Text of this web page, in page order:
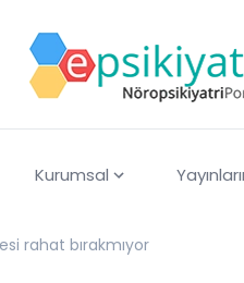
Kurumsal
rahat bırakmıyor